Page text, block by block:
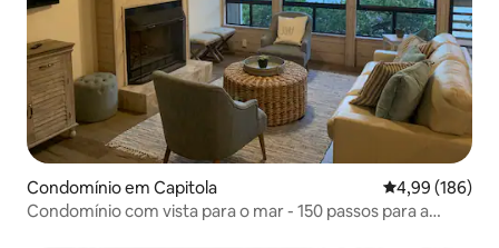
Condomínio em Capitola Classificação
4,99 (186)
Condomínio com vista para o mar - 150 passos para a